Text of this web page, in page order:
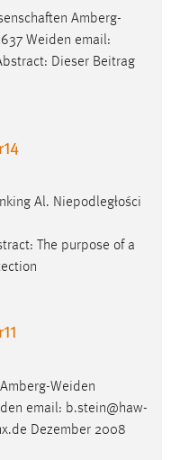
Amberg-
Weiden email:
Dieser Beitrag
Al. Niepodległości
The purpose of a
Weiden
email: b.stein@haw-
Dezember 2008